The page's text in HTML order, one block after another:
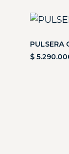
PULSERA
$